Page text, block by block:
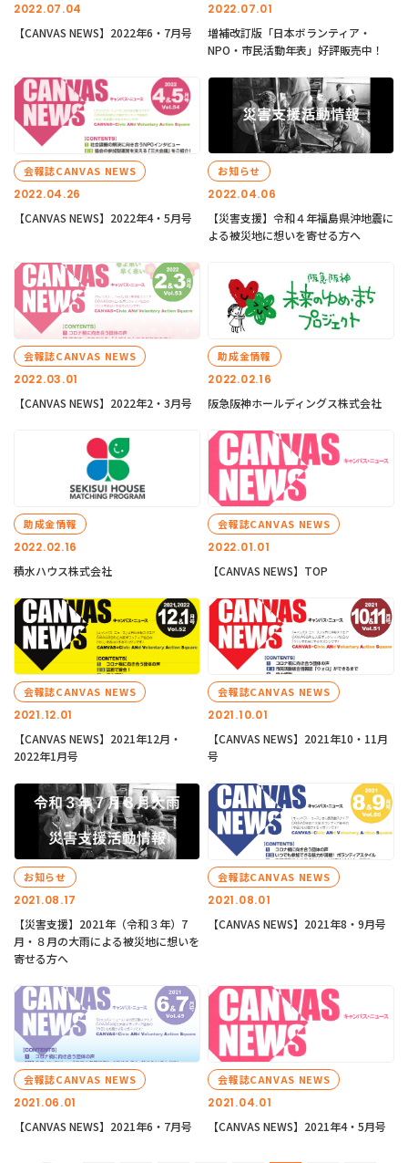
2022.07.04
【CANVAS NEWS】2022年6・7月号
2022.07.01
増補改訂版「日本ボランティア・
NPO・市民活動年表」好評販売中！
2022.04.26
会報誌CANVAS NEWS
【CANVAS NEWS】2022年4・5月号
2022.04.06
お知らせ
【災害支援】令和４年福島県沖地震に
よる被災地に想いを寄せる方へ
2022.03.01
会報誌CANVAS NEWS
【CANVAS NEWS】2022年2・3月号
2022.02.16
助成金情報
阪急阪神ホールディングス株式会社
2022.02.16
助成金情報
積水ハウス株式会社
2022.01.01
会報誌CANVAS NEWS
【CANVAS NEWS】TOP
2021.12.01
会報誌CANVAS NEWS
【CANVAS NEWS】2021年12月・
2022年1月号
2021.10.01
会報誌CANVAS NEWS
【CANVAS NEWS】2021年10・11月
号
2021.08.17
お知らせ
【災害支援】2021年（令和３年）7
月・８月の大雨による被災地に想いを
寄せる方へ
2021.08.01
会報誌CANVAS NEWS
【CANVAS NEWS】2021年8・9月号
2021.06.01
会報誌CANVAS NEWS
【CANVAS NEWS】2021年6・7月号
2021.04.01
会報誌CANVAS NEWS
【CANVAS NEWS】2021年4・5月号